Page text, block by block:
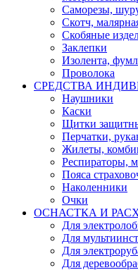
Саморезы,
Скотч,
Скобяные
Заклепки
Изолента,
Проволока
СРЕДСТВА
Наушники
Каски
Щитки
Перчатки,
Жилеты,
Респираторы,
Пояса
Наколенники
Очки
ОСНАСТКА И
Для
Для
Для
Для